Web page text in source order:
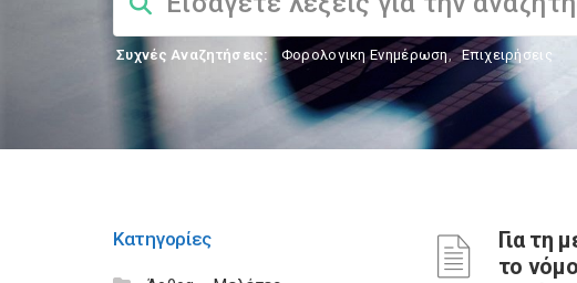
Συχνές Αναζητήσεις: Φορολογικη Ενημέρωση, Επιχειρήσεις
Κατηγορίες
Για τη
το